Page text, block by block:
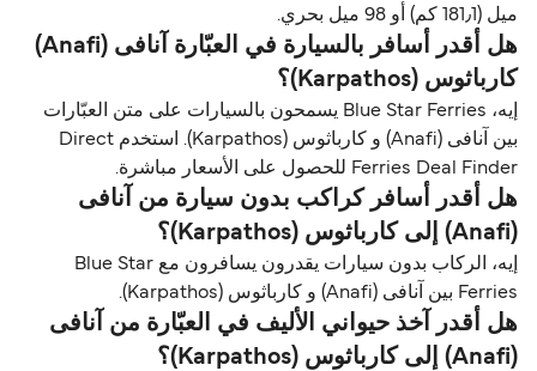
ميل (181٫1 كم) أو 98 ميل بحري.
هل أقدر أسافر بالسيارة في العبّارة آنافی (Anafi)
كارباثوس (Karpathos)؟
إيه، Blue Star Ferries يسمحون بالسيارات على متن العبّارات
بين آنافی (Anafi) و كارباثوس (Karpathos). استخدم Direct
Ferries Deal Finder للحصول على الأسعار مباشرة.
هل أقدر أسافر كراكب بدون سيارة من آنافی
(Anafi) إلى كارباثوس (Karpathos)؟
إيه، الركاب بدون سيارات يقدرون يسافرون مع Blue Star
Ferries بين آنافی (Anafi) و كارباثوس (Karpathos).
هل أقدر آخذ حيواني الأليف في العبّارة من آنافی
(Anafi) إلى كارباثوس (Karpathos)؟